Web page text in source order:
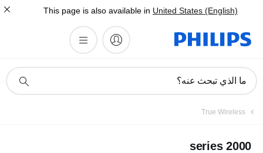
This page is also available in United States (English)
دعم
ما الذي تبحث عنه؟
True Wireless
2000 series